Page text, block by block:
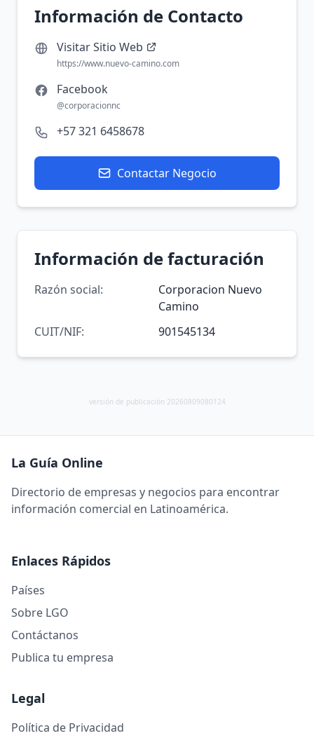
Información de Contacto
Visitar Sitio Web
https://www.nuevo-camino.com
Facebook
@corporacionnc
+57 321 6458678
Contactar Negocio
Información de facturación
Razón social:
Corporacion Nuevo
Camino
CUIT/NIF:
901545134
versión de publicación 20260809080124
La Guía Online
Directorio de empresas y negocios para encontrar
información comercial en Latinoamérica.
Enlaces Rápidos
Países
Sobre LGO
Contáctanos
Publica tu empresa
Legal
Política de Privacidad